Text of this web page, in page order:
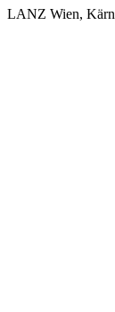
LANZ Wien,